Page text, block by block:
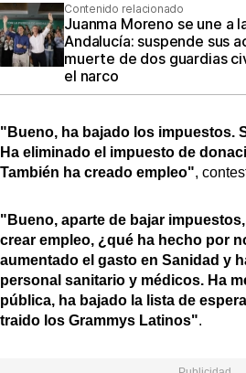
Contenido relacionado
Juanma Moreno se une a
Andalucía: suspende sus
muerte de dos guardias
el narco
"Bueno, ha bajado los impuestos.
Ha eliminado el impuesto de
También ha creado empleo",
"Bueno, aparte de bajar
crear empleo, ¿qué ha hecho por
aumentado el gasto en Sanidad y
personal sanitario y médicos. Ha
pública, ha bajado la lista de
traido los Grammys Latinos".